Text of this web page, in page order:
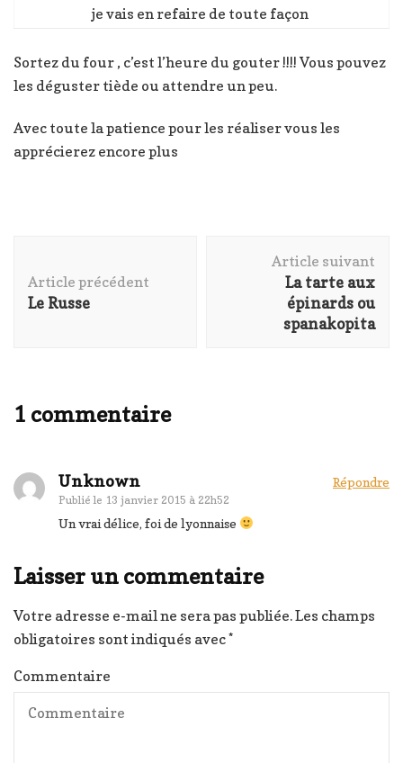
je vais en refaire de toute façon
Sortez du four , c’est l’heure du gouter !!!! Vous pouvez
les déguster tiède ou attendre un peu.
Avec toute la patience pour les réaliser vous les
apprécierez encore plus
Article précédent
Le Russe
Article suivant
La tarte aux
épinards ou
spanakopita
1 commentaire
Unknown
Publié le 13 janvier 2015 à 22h52
Répondre
Un vrai délice, foi de lyonnaise
Laisser un commentaire
Votre adresse e-mail ne sera pas publiée.Les champs
obligatoires sont indiqués avec*
Commentaire